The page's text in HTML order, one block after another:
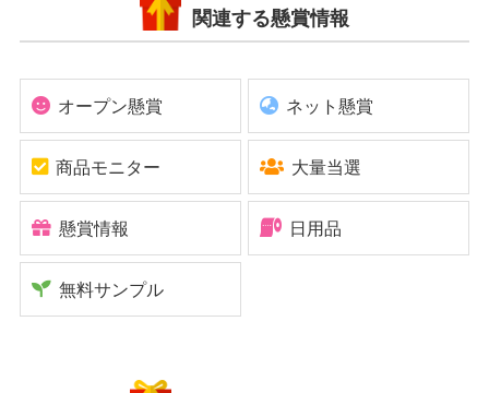
関連する懸賞情報
オープン懸賞 ネット懸賞
商品モニター 大量当選
懸賞情報 日用品
無料サンプル